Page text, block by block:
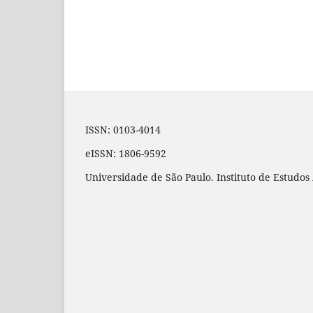
ISSN: 0103-4014
eISSN: 1806-9592
Universidade de São Paulo. Instituto de Estudos